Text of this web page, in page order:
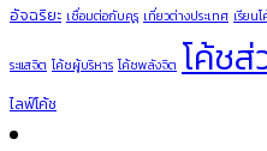
อัจฉริยะ เชื่อมต่อกับคุรุ เที่ยวต่างประเทศ เรียน
ระแสจิต โค้ชผู้บริหาร โค้ชพลังจิต โค้ช
ไลฟ์โค้ช